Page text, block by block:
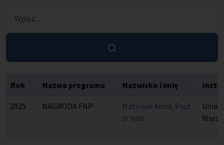
Rok Nazwa programu Nazwisko i imię
2025 NAGRODA FNP
Matysiak Anna, Prof.
dr hab.